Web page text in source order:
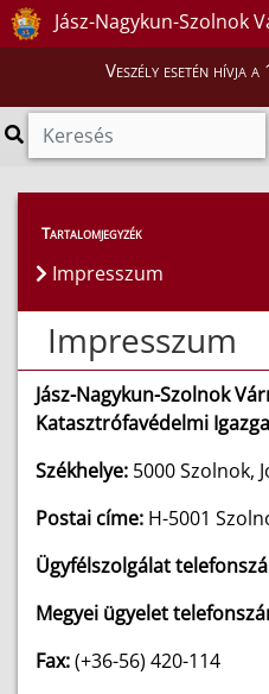
Jász-Nagykun-Szolnok
Veszély esetén hívja
Tartalomjegyzék
Impresszum
Impresszum
Jász-Nagykun-Szolnok
Katasztrófavédelmi
Székhelye: 5000 Szolnok,
Postai címe: H-5001
Ügyfélszolgálat
Megyei ügyelet
Fax:(+36-56) 420-114